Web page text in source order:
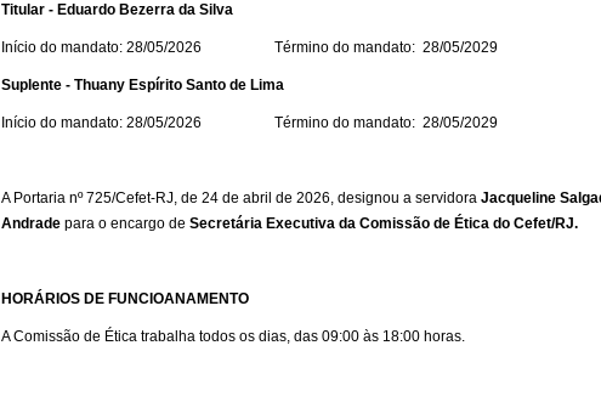
Titular - Eduardo Bezerra da Silva
Início do mandato: 28/05/2026 Término do mandato: 28/05/2029
Suplente - Thuany Espírito Santo de Lima
Início do mandato: 28/05/2026 Término do mandato: 28/05/2029
A Portaria nº725/Cefet-RJ, de 24 de abril de 2026, designou a servidora Jacqueline
Andrade para o encargo de Secretária Executiva da Comissão de Ética do Cefet/RJ.
HORÁRIOS DE FUNCIOANAMENTO
A Comissão de Ética trabalha todos os dias, das 09:00 às 18:00 horas.